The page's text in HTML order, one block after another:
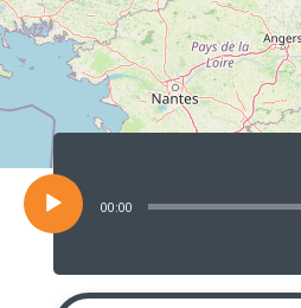
Lecteur
audio
00:00